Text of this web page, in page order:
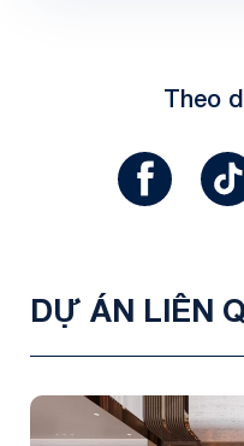
Theo
DỰ ÁN LIÊN